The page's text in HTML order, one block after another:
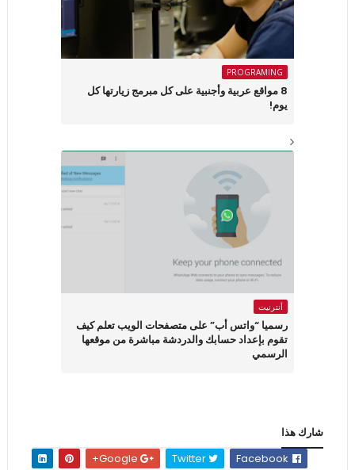
PROGRAMING
8 مواقع عربية وأجنبية على كل مبرمج زيارتها كل
يوم!
أنترنيت
رسميا “واتس أب” على متصفحات الويب تعلم كيف
تقوم بإعداد حسابك والدردشة مباشرة من موقعها
الرسمي
شارك هذا
Twitter